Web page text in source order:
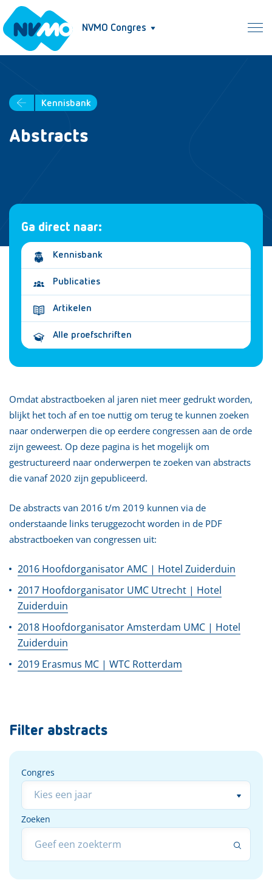
NVMO Congres
Kennisbank
Abstracts
Ga direct naar:
Kennisbank
Publicaties
Artikelen
Alle proefschriften
Omdat abstractboeken al jaren niet meer gedrukt worden,
blijkt het toch af en toe nuttig om terug te kunnen zoeken
naar onderwerpen die op eerdere congressen aan de orde
zijn geweest. Op deze pagina is het mogelijk om
gestructureerd naar onderwerpen te zoeken van abstracts
die vanaf 2020 zijn gepubliceerd.
De abstracts van 2016 t/m 2019 kunnen via de
onderstaande links teruggezocht worden in de PDF
abstractboeken van congressen uit:
2016 Hoofdorganisator AMC | Hotel Zuiderduin
2017 Hoofdorganisator UMC Utrecht | Hotel
Zuiderduin
2018 Hoofdorganisator Amsterdam UMC | Hotel
Zuiderduin
2019 Erasmus MC | WTC Rotterdam
Filter abstracts
Congres
Congres
Zoeken
Zoeken